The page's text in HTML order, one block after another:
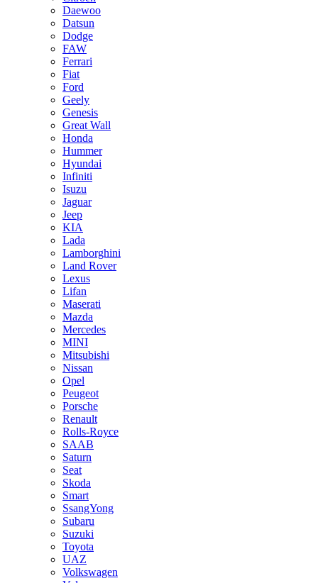
Daewoo
Datsun
Dodge
FAW
Ferrari
Fiat
Ford
Geely
Genesis
Great Wall
Honda
Hummer
Hyundai
Infiniti
Isuzu
Jaguar
Jeep
KIA
Lada
Lamborghini
Land Rover
Lexus
Lifan
Maserati
Mazda
Mercedes
MINI
Mitsubishi
Nissan
Opel
Peugeot
Porsche
Renault
Rolls-Royce
SAAB
Saturn
Seat
Skoda
Smart
SsangYong
Subaru
Suzuki
Toyota
UAZ
Volkswagen